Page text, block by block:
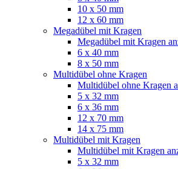
10 x 50 mm
12 x 60 mm
Megadübel mit Kragen
Megadübel mit Kragen
6 x 40 mm
8 x 50 mm
Multidübel ohne Kragen
Multidübel ohne Kragen
5 x 32 mm
6 x 36 mm
12 x 70 mm
14 x 75 mm
Multidübel mit Kragen
Multidübel mit Kragen
5 x 32 mm